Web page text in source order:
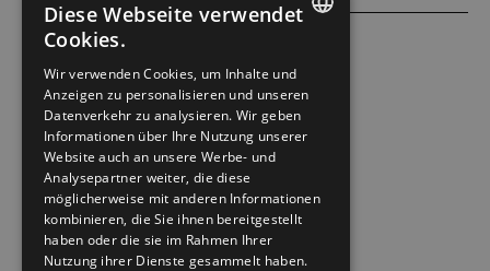
ACCESSIBILITY STATEMENT
PRIVACY POLICY & COOKIES
SITE MAP
EXTRANETT
NORWEGIAN
GERMAN
Diese Webseite verwendet
Cookies.
Wir verwenden Cookies, um Inhalte und
Anzeigen zu personalisieren und unseren
Datenverkehr zu analysieren. Wir geben
Informationen über Ihre Nutzung unserer
Website auch an unsere Werbe- und
Analysepartner weiter, die diese
möglicherweise mit anderen Informationen
kombinieren, die Sie ihnen bereitgestellt
haben oder die sie im Rahmen Ihrer
Nutzung ihrer Dienste gesammelt haben.